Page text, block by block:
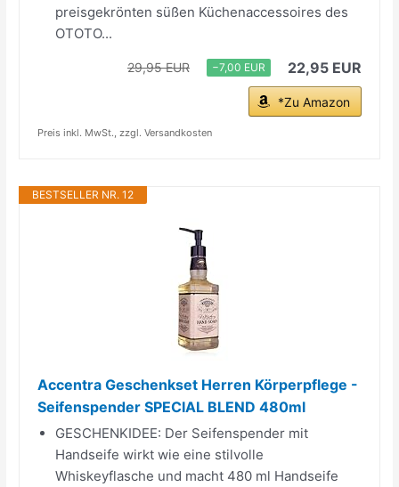
preisgekrönten süßen Küchenaccessoires des
OTOTO...
29,95 EUR −7,00 EUR 22,95 EUR
*Zu Amazon
Preis inkl. MwSt., zzgl. Versandkosten
BESTSELLER NR. 12
Accentra Geschenkset Herren Körperpflege -
Seifenspender SPECIAL BLEND 480ml
GESCHENKIDEE: Der Seifenspender mit
Handseife wirkt wie eine stilvolle
Whiskeyflasche und macht 480 ml Handseife